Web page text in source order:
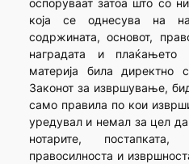
оспоруваат затоа што со
која се однесува на
содржината, основот,
наградата и плаќањето
материја била директно
Законот за извршување,
само правила по кои
уредувал и немал за цел
нотарите, постапката,
правосилноста и